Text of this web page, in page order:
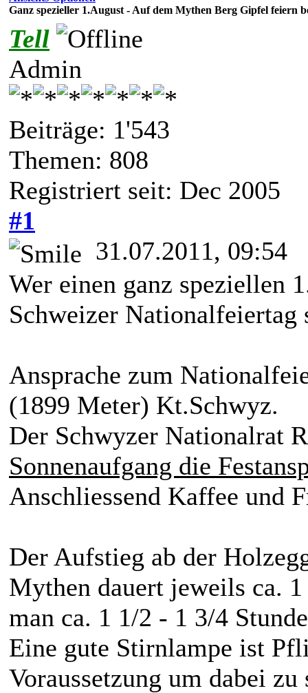
Ganz spezieller 1.August - Auf dem Mythen Berg Gipfel feiern
Tell
Admin
Beiträge: 1'543
Themen: 808
Registriert seit: Dec 2005
#1
31.07.2011, 09:54
Wer einen ganz speziellen
Schweizer Nationalfeiertag
Ansprache zum
(1899 Meter) Kt.Schwyz.
Der Schwyzer Nationalrat
Sonnenaufgang die
Anschliessend Kaffee und
Der Aufstieg ab der
Mythen dauert jeweils ca.
man ca. 1 1/2 - 1 3/4
Eine gute Stirnlampe ist
Voraussetzung um dabei zu